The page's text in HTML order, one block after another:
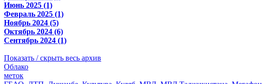
Июнь 2025 (1)
Февраль 2025 (1)
Ноябрь 2024 (5)
Октябрь 2024 (6)
Сентябрь 2024 (1)
Показать / скрыть весь архив
Облако
меток